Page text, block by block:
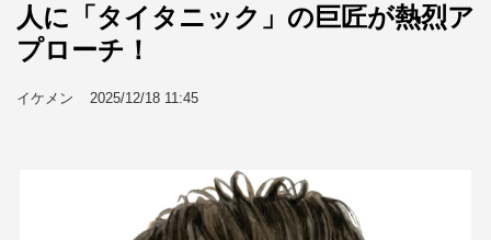
人に「タイタニック」の巨匠が熱烈ア
プローチ！
イケメン 2025/12/18 11:45